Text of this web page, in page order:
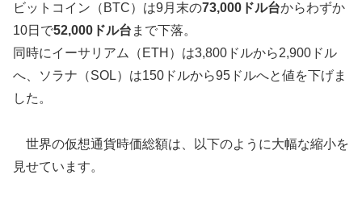
ビットコイン（BTC）は9月末の73,000ドル台からわずか
10日で52,000ドル台 まで下落。
同時にイーサリアム（ETH）は3,800ドルから2,900ドル
へ、ソラナ（SOL）は150ドルから95ドルへと値を下げま
した。
世界の仮想通貨時価総額は、以下のように大幅な縮小を
見せています。